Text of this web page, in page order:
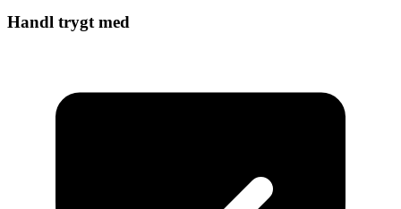
Handl trygt med